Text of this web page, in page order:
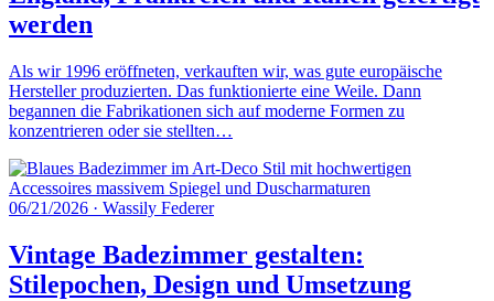
werden
Als wir 1996 eröffneten, verkauften wir, was gute europäische
Hersteller produzierten. Das funktionierte eine Weile. Dann
begannen die Fabrikationen sich auf moderne Formen zu
konzentrieren oder sie stellten…
06/21/2026 · Wassily Federer
Vintage Badezimmer gestalten:
Stilepochen, Design und Umsetzung